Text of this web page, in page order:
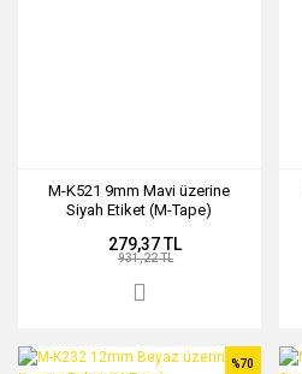
M-K521 9mm Mavi üzerine
Siyah Etiket (M-Tape)
279,37 TL
931,22 TL
%70